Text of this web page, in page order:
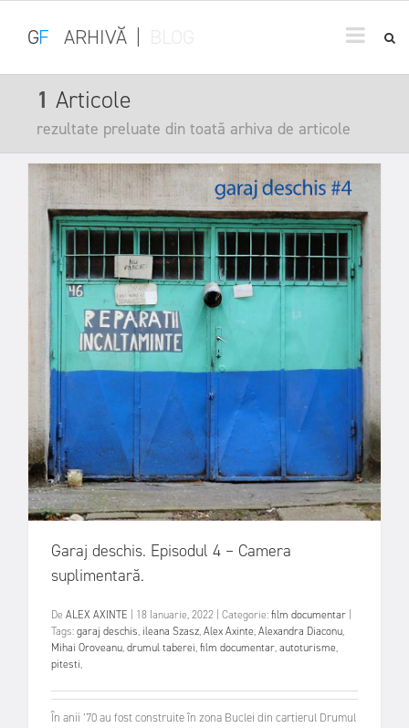
GF ARHIVĂ
1 Articole
rezultate preluate din toată arhiva de articole
Garaj deschis. Episodul 4 – Camera
suplimentară.
De ALEX AXINTE | 18 Ianuarie, 2022 | Categorie:film documentar |
Tags:garaj deschis, ileana Szasz,Alex Axinte,Alexandra Diaconu,
Mihai Oroveanu,drumul taberei,film documentar,autoturisme,
pitesti,
În anii ’70 au fost construite în zona Buclei din cartierul Drumul